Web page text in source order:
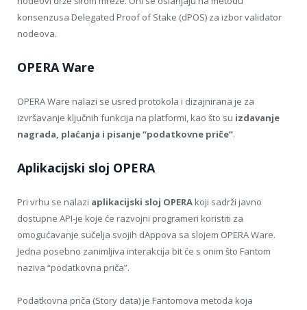
konsenzusa Delegated Proof of Stake (dPOS) za izbor validator
nodeova.
OPERA Ware
OPERA Ware nalazi se usred protokola i dizajnirana je za
izvršavanje ključnih funkcija na platformi, kao što su izdavanje
nagrada, plaćanja i pisanje “podatkovne priče”.
Aplikacijski sloj OPERA
Pri vrhu se nalazi aplikacijski sloj OPERA koji sadrži javno
dostupne API-je koje će razvojni programeri koristiti za
omogućavanje sučelja svojih dAppova sa slojem OPERA Ware.
Jedna posebno zanimljiva interakcija bit će s onim što Fantom
naziva “podatkovna priča”.
Podatkovna priča (Story data) je Fantomova metoda koja